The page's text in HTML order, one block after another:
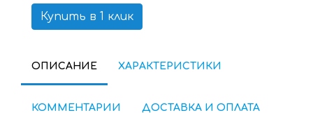
Купить в 1 клик
ОПИСАНИЕ ХАРАКТЕРИСТИКИ
КОММЕНТАРИИ ДОСТАВКА И ОПЛАТА